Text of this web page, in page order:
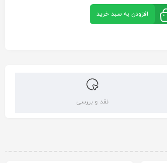
افزودن به سبد خرید
نقد و بررسی